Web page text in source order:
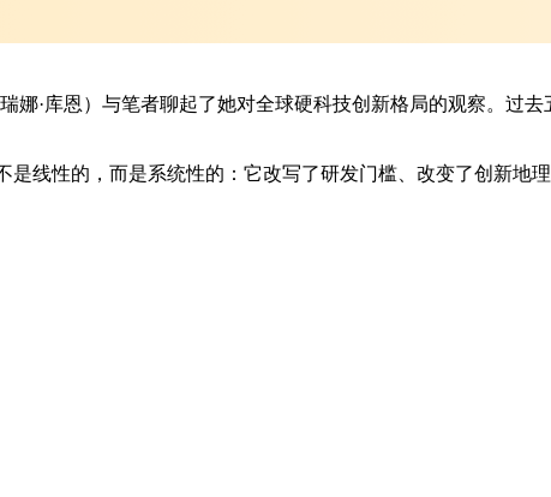
娜·库恩）与笔者聊起了她对全球硬科技创新格局的观察。过
线性的，而是系统性的：它改写了研发门槛、改变了创新地